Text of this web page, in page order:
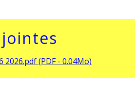
jointes
2026.pdf (PDF - 0.04Mo)